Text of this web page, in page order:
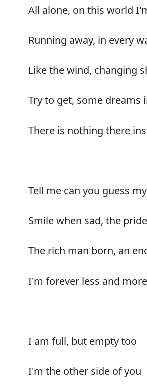
All alone, on this world
Running away, in every
Like the wind, changing
Try to get, some dreams
There is nothing there
Tell me can you guess
Smile when sad, the
The rich man born, an
I'm forever less and more
I am full, but empty too
I'm the other side of you